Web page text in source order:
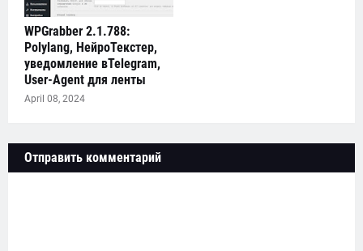
WPGrabber 2.1.788:
Polylang, НейроТекстер,
уведомление вTelegram,
User-Agent для ленты
April 08, 2024
Отправить комментарий